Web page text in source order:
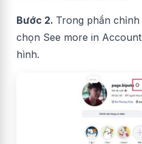
Bước 2. Trong phần
chọn See more in
hình.